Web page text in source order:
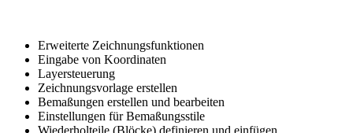
Erweiterte Zeichnungsfunktionen
Eingabe von Koordinaten
Layersteuerung
Zeichnungsvorlage erstellen
Bemaßungen erstellen und bearbeiten
Einstellungen für Bemaßungsstile